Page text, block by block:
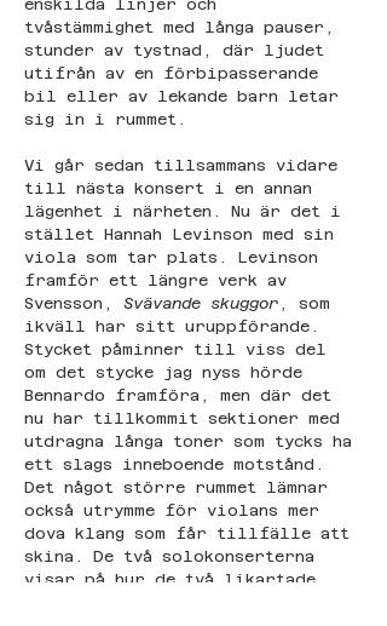
enskilda linjer och
tvåstämmighet med långa pauser,
stunder av tystnad, där ljudet
utifrån av en förbipasserande
bil eller av lekande barn letar
sig in i rummet.
Vi går sedan tillsammans vidare
till nästa konsert i en annan
lägenhet i närheten. Nu är det i
stället Hannah Levinson med sin
viola som tar plats. Levinson
framför ett längre verk av
Svensson, Svävande skuggor , som
ikväll har sitt uruppförande.
Stycket påminner till viss del
om det stycke jag nyss hörde
Bennardo framföra, men där det
nu har tillkommit sektioner med
utdragna långa toner som tycks ha
ett slags inneboende motstånd.
Det något större rummet lämnar
också utrymme för violans mer
dova klang som får tillfälle att
skina. De två solokonserterna
visar på hur de två likartade